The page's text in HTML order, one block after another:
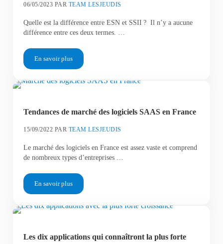
06/05/2023 PAR TEAM LESJEUDIS
Quelle est la différence entre ESN et SSII ? Il n’y a aucune
différence entre ces deux termes. …
En savoir plusESN ou SSII ? Que savoir de ces deux termes ?
Tendances de marché des logiciels SAAS en France
15/09/2022 PAR TEAM LESJEUDIS
Le marché des logiciels en France est assez vaste et comprend
de nombreux types d’entreprises …
En savoir plusTendances de marché des logiciels SAAS en France
Les dix applications qui connaîtront la plus forte